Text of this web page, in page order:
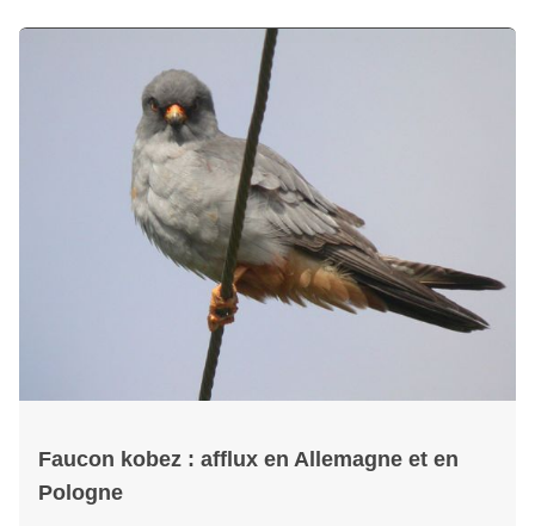
Faucon kobez : afflux en Allemagne et en
Pologne